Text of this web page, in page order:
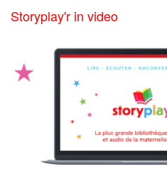
Storyplay'r in video